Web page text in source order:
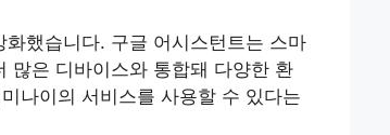
했습니다. 구글 어시스턴트는 스마
많은 디바이스와 통합돼 다양한 환
나이의 서비스를 사용할 수 있다는